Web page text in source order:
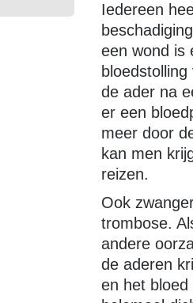
Iedereen
een wond is
de ader na
er een
meer door
kan men
reizen.
Ook
trombose.
andere
de aderen
en het